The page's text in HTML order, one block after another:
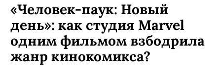
«Человек-паук: Новый
день»: как студия Marvel
одним фильмом взбодрила
жанр кинокомикса?